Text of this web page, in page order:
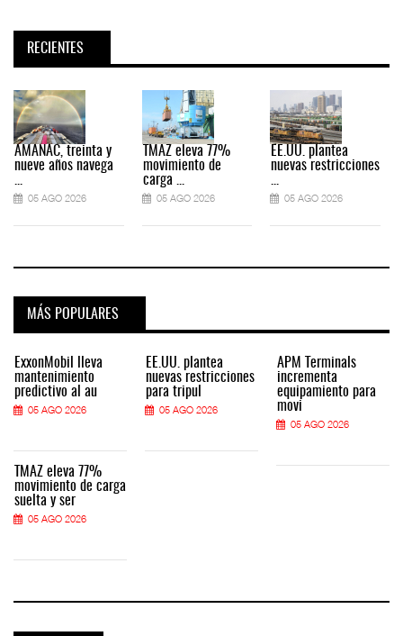
RECIENTES
AMANAC, treinta y
nueve años navega
05 AGO 2026
TMAZ eleva 77%
movimiento de
carga ...
05 AGO 2026
EE.UU. plantea
nuevas restricciones
05 AGO 2026
MÁS POPULARES
ExxonMobil lleva
mantenimiento
predictivo al au
05 AGO 2026
TMAZ eleva 77%
movimiento de carga
suelta y ser
05 AGO 2026
EE.UU. plantea
nuevas restricciones
para tripul
05 AGO 2026
APM Terminals
incrementa
equipamiento para
movi
05 AGO 2026